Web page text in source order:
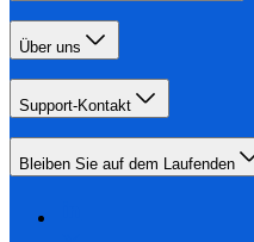
Über uns
Support-Kontakt
Bleiben Sie auf dem Laufenden